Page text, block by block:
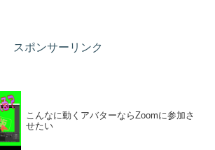
スポンサーリンク
こんなに動くアバターならZoomに参加さ
せたい